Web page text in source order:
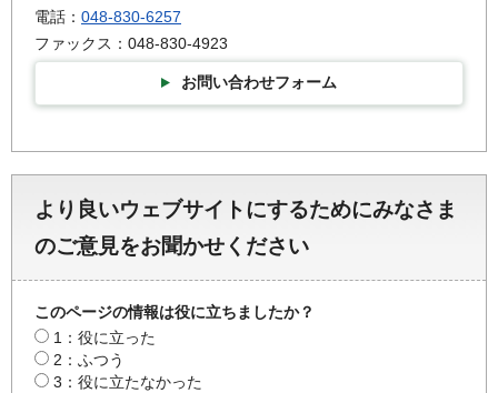
電話： 048-830-6257
ファックス：048-830-4923
お問い合わせフォーム
より良いウェブサイトにするためにみなさま
のご意見をお聞かせください
このページの情報は役に立ちましたか？
1：役に立った
2：ふつう
3：役に立たなかった